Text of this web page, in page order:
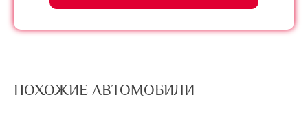
ПОХОЖИЕ АВТОМОБИЛИ